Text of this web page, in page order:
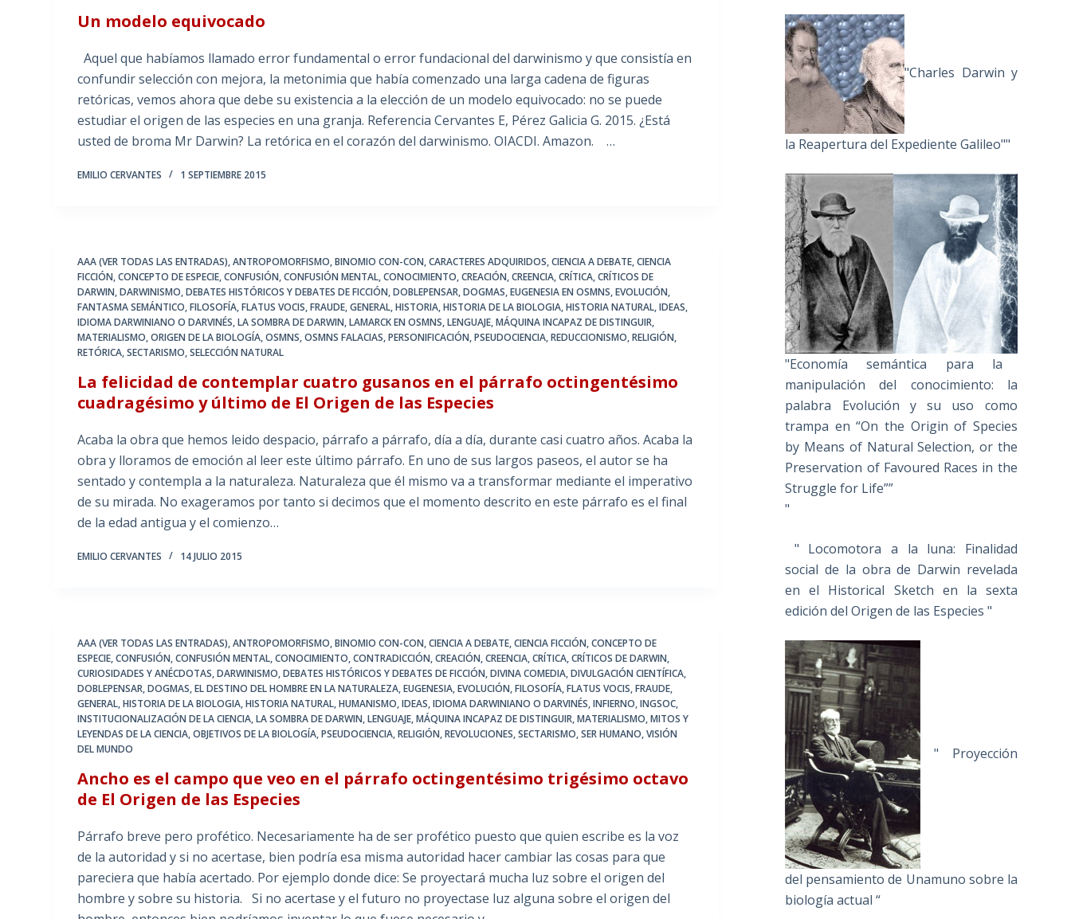
Un modelo equivocado
Aquel que habíamos llamado error fundamental o error fundacional del darwinismo y que consistía en
confundir selección con mejora, la metonimia que había comenzado una larga cadena de figuras
retóricas, vemos ahora que debe su existencia a la elección de un modelo equivocado: no se puede
estudiar el origen de las especies en una granja. Referencia Cervantes E, Pérez Galicia G. 2015. ¿Está
usted de broma Mr Darwin? La retórica en el corazón del darwinismo. OIACDI. Amazon. …
EMILIO CERVANTES 1 SEPTIEMBRE 2015
AAA (VER TODAS LAS ENTRADAS),ANTROPOMORFISMO,BINOMIO CON-CON,CARACTERES ADQUIRIDOS,CIENCIA A DEBATE,CIENCIA
FICCIÓN,CONCEPTO DE ESPECIE,CONFUSIÓN,CONFUSIÓN MENTAL,CONOCIMIENTO,CREACIÓN,CREENCIA,CRÍTICA,CRÍTICOS DE
DARWIN,DARWINISMO,DEBATES HISTÓRICOS Y DEBATES DE FICCIÓN,DOBLEPENSAR,DOGMAS,EUGENESIA EN OSMNS,EVOLUCIÓN,
FANTASMA SEMÁNTICO,FILOSOFÍA,FLATUS VOCIS,FRAUDE,GENERAL,HISTORIA,HISTORIA DE LA BIOLOGIA,HISTORIA NATURAL,IDEAS,
IDIOMA DARWINIANO O DARVINÉS,LA SOMBRA DE DARWIN,LAMARCK EN OSMNS,LENGUAJE,MÁQUINA INCAPAZ DE DISTINGUIR,
MATERIALISMO,ORIGEN DE LA BIOLOGÍA,OSMNS,OSMNS FALACIAS,PERSONIFICACIÓN,PSEUDOCIENCIA,REDUCCIONISMO,RELIGIÓN,
RETÓRICA,SECTARISMO,SELECCIÓN NATURAL
La felicidad de contemplar cuatro gusanos en el párrafo octingentésimo
cuadragésimo y último de El Origen de las Especies
Acaba la obra que hemos leido despacio, párrafo a párrafo, día a día, durante casi cuatro años. Acaba la
obra y lloramos de emoción al leer este último párrafo. En uno de sus largos paseos, el autor se ha
sentado y contempla a la naturaleza. Naturaleza que él mismo va a transformar mediante el imperativo
de su mirada. No exageramos por tanto si decimos que el momento descrito en este párrafo es el final
de la edad antigua y el comienzo…
EMILIO CERVANTES 14 JULIO 2015
AAA (VER TODAS LAS ENTRADAS),ANTROPOMORFISMO,BINOMIO CON-CON,CIENCIA A DEBATE,CIENCIA FICCIÓN,CONCEPTO DE
ESPECIE,CONFUSIÓN,CONFUSIÓN MENTAL,CONOCIMIENTO,CONTRADICCIÓN,CREACIÓN,CREENCIA,CRÍTICA,CRÍTICOS DE DARWIN,
CURIOSIDADES Y ANÉCDOTAS,DARWINISMO,DEBATES HISTÓRICOS Y DEBATES DE FICCIÓN,DIVINA COMEDIA,DIVULGACIÓN CIENTÍFICA,
DOBLEPENSAR,DOGMAS,EL DESTINO DEL HOMBRE EN LA NATURALEZA,EUGENESIA,EVOLUCIÓN,FILOSOFÍA,FLATUS VOCIS,FRAUDE,
GENERAL,HISTORIA DE LA BIOLOGIA,HISTORIA NATURAL,HUMANISMO,IDEAS,IDIOMA DARWINIANO O DARVINÉS,INFIERNO,INGSOC,
INSTITUCIONALIZACIÓN DE LA CIENCIA,LA SOMBRA DE DARWIN,LENGUAJE,MÁQUINA INCAPAZ DE DISTINGUIR,MATERIALISMO,MITOS Y
LEYENDAS DE LA CIENCIA,OBJETIVOS DE LA BIOLOGÍA,PSEUDOCIENCIA,RELIGIÓN,REVOLUCIONES,SECTARISMO,SER HUMANO,VISIÓN
DEL MUNDO
Ancho es el campo que veo en el párrafo octingentésimo trigésimo octavo
de El Origen de las Especies
Párrafo breve pero profético. Necesariamente ha de ser profético puesto que quien escribe es la voz
de la autoridad y si no acertase, bien podría esa misma autoridad hacer cambiar las cosas para que
pareciera que había acertado. Por ejemplo donde dice: Se proyectará mucha luz sobre el origen del
hombre y sobre su historia. Si no acertase y el futuro no proyectase luz alguna sobre el origen del
"Charles Darwin y
la Reapertura del Expediente Galileo""
"Economía semántica para la
manipulación del conocimiento: la
palabra Evolución y su uso como
trampa en “On the Origin of Species
by Means of Natural Selection, or the
Preservation of Favoured Races in the
Struggle for Life””
"
" Locomotora a la luna: Finalidad
social de la obra de Darwin revelada
en el Historical Sketch en la sexta
edición del Origen de las Especies "
" Proyección
del pensamiento de Unamuno sobre la
biología actual “